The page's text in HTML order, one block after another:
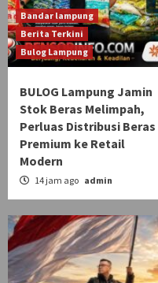
Bandar lampung
Berita Terkini
Bulog Lampung
BULOG Lampung Jamin
Stok Beras Melimpah,
Perluas Distribusi Beras
Premium ke Retail
Modern
14 jam ago admin